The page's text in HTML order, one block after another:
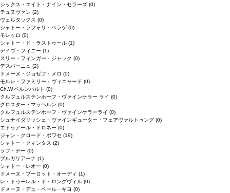
シックス・エイト・ナイン・セラーズ (0)
テュヌヴァン (2)
ヴェルタックス (0)
シャトー・ラフォリ・ペラゲ (0)
モレッロ (0)
シャトー・ド・ラストゥール (1)
デイヴ・フィニー (1)
スリー・フィンガー・ジャック (0)
デスパーニュ (2)
ドメーヌ・ジョゼフ・メロ (0)
モルレ・ファミリー・ヴィニャード (0)
Ch.W.ベルンハルト (0)
クルフュルステンホーフ・ヴァインケラー ライ (0)
クロスター・マッヘルン (0)
クルフュルステンホーフ・ヴァインケラーライ (0)
シュナイダリッシェ・ヴァインギューター・フェアヴァルトゥング (0)
エドゥアール・ドロネー (0)
ジャン・クロード・ボワセ (19)
シャトー・クィンタス (2)
ラフ・デー (0)
ブルガリアーナ (1)
シャトー・レオー (0)
ドメーヌ・ブーロット・オーディ (1)
レ・トゥーレル・ド・ロングヴィル (0)
ドメーヌ・デュ・ペール・ギヨ (0)